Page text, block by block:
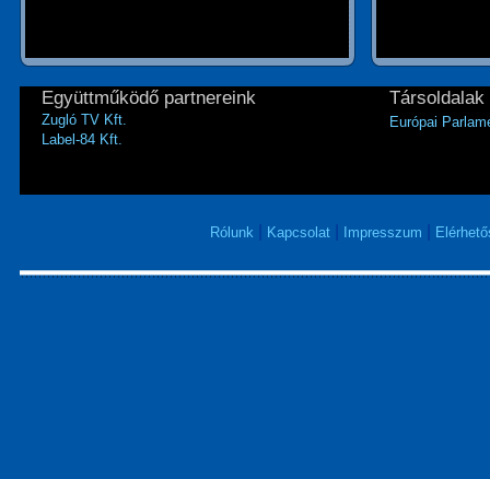
Együttműködő partnereink
Zugló TV Kft.
Label-84 Kft.
Társoldalak
Európai
Rólunk Kapcsolat Impresszum